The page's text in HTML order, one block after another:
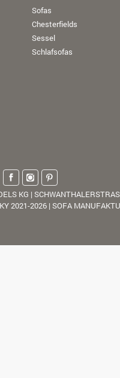
Sofas
Chesterfields
Sessel
Schlafsofas
KG |
2021-2026 | SOFA